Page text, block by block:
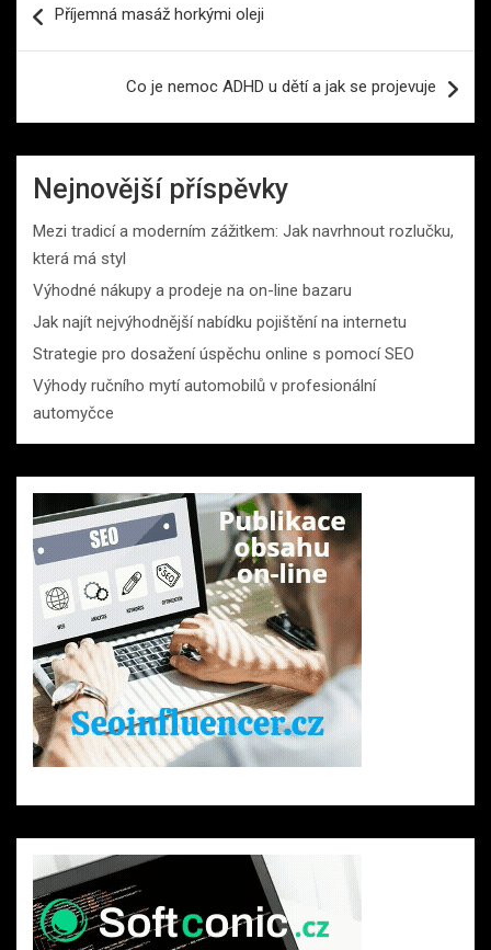
proPříjemná masáž horkými oleji
Co je nemoc ADHD u dětí a jak se projevuje
Nejnovější příspěvky
Mezi tradicí a moderním zážitkem: Jak navrhnout rozlučku,
která má styl
Výhodné nákupy a prodeje na on-line bazaru
Jak najít nejvýhodnější nabídku pojištění na internetu
Strategie pro dosažení úspěchu online s pomocí SEO
Výhody ručního mytí automobilů v profesionální
automyčce